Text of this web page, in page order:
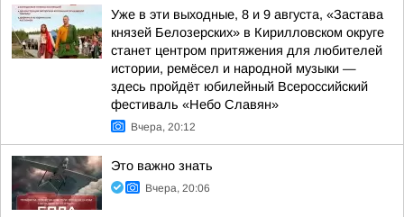
Уже в эти выходные, 8 и 9 августа, «Застава
князей Белозерских» в Кирилловском округе
станет центром притяжения для любителей
истории, ремёсел и народной музыки —
здесь пройдёт юбилейный Всероссийский
фестиваль «Небо Славян»
Вчера, 20:12
Это важно знать
Вчера, 20:06